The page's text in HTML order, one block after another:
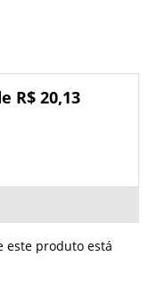
R$ 20,13
este produto está